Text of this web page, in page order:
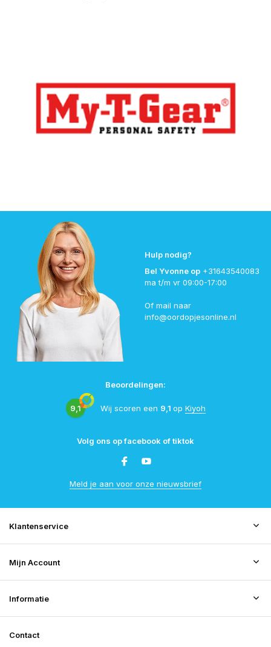
Hulp nodig?
Bel Yvonne op +31643540083
ma t/m vr 09:00-17:00
Of mail naar
info@oordopjesonline.nl
Beoordelingen:
9,1 Wij scoren een 9,1 op Kiyoh
Volg ons op facebook of tiktok
Meld je aan voor onze nieuwsbrief
Klantenservice
Mijn Account
Informatie
Contact